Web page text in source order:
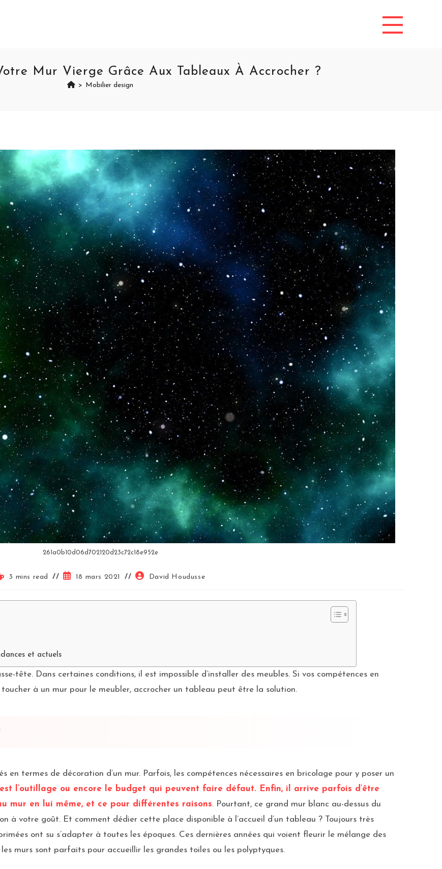
Mur Vierge Grâce Aux Tableaux À Accrocher ?
> Mobilier design
261a0b10d06d702120d23c72c18e952e
3 mins read 18 mars 2021 David Houdusse
et actuels
tête. Dans certaines conditions, il est impossible d’installer des meubles. Si vos compétences en
à un mur pour le meubler, accrocher un tableau peut être la solution.
termes de décoration d’un mur. Parfois, les compétences nécessaires en bricolage pour y poser un
l’outillage ou encore le budget qui peuvent faire défaut. Enfin, il arrive parfois d’être
mur en lui même, et ce pour différentes raisons. Pourtant, ce grand mur blanc au-dessus du
à votre goût. Et comment dédier cette place disponible à l’accueil d’un tableau ? Toujours très
ont su s’adapter à toutes les époques. Ces dernières années qui voient fleurir le mélange des
murs sont parfaits pour accueillir les grandes toiles ou les polyptyques.